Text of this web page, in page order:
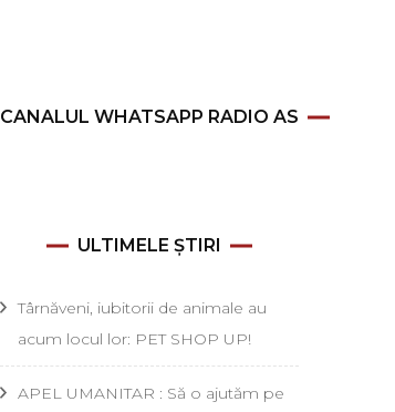
CANALUL WHATSAPP RADIO AS
ULTIMELE ȘTIRI
Târnăveni, iubitorii de animale au
acum locul lor: PET SHOP UP!
APEL UMANITAR : Să o ajutăm pe